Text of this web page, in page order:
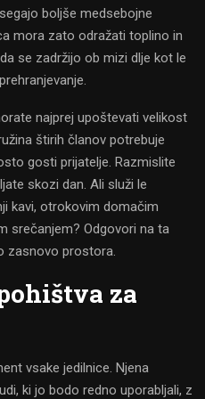
boljše medsebojne
mora zato odražati toplino in
se zadržijo ob mizi dlje kot le
najprej upoštevati velikost
štirih članov potrebuje
gosti prijatelje. Razmislite
skozi dan. Ali služi le
kavi, otrokovim domačim
srečanjem? Odgovori na ta
zasnovo prostora.
za
vsake jedilnice. Njena
ki jo bodo redno uporabljali, z